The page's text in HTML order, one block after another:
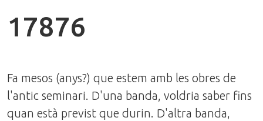
17876
Fa mesos (anys?) que estem amb les obres de
l'antic seminari. D'una banda, voldria saber fins
quan està previst que durin. D'altra banda,